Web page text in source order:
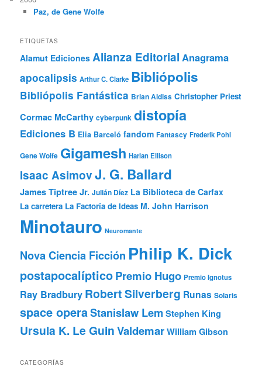
Paz, de Gene Wolfe
ETIQUETAS
Alamut Ediciones Alianza Editorial Anagrama
apocalipsis Arthur C. Clarke Bibliópolis
Bibliópolis Fantástica Brian Aldiss Christopher Priest
Cormac McCarthy cyberpunk distopía
Ediciones B Elia Barceló fandom Fantascy Frederik Pohl
Gene Wolfe Gigamesh Harlan Ellison
Isaac AsimovJ. G. Ballard
James Tiptree Jr. Julián Díez La Biblioteca de Carfax
La carretera La Factoría de Ideas M. John Harrison
Minotauro Neuromante
Nova Ciencia Ficción Philip K. Dick
postapocalípticoPremio Hugo Premio Ignotus
Ray Bradbury Robert Silverberg Runas Solaris
space operaStanislaw Lem Stephen King
Ursula K. Le GuinValdemarWilliam Gibson
CATEGORÍAS